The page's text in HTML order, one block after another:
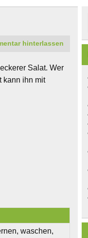
hinterlassen
Salat. Wer
kann ihn mit
waschen,